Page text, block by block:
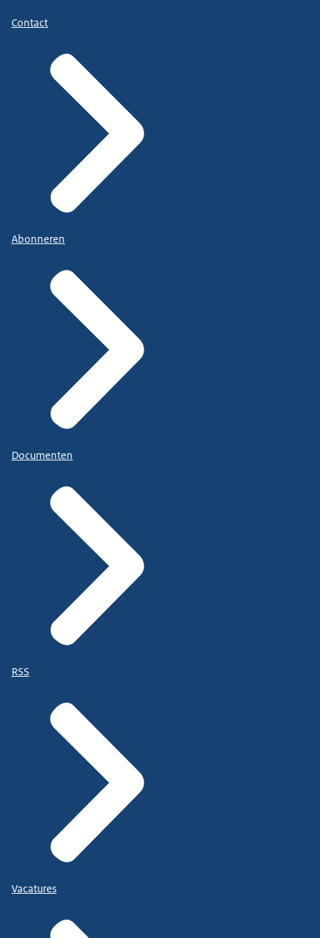
Contact
Abonneren
Documenten
RSS
Vacatures